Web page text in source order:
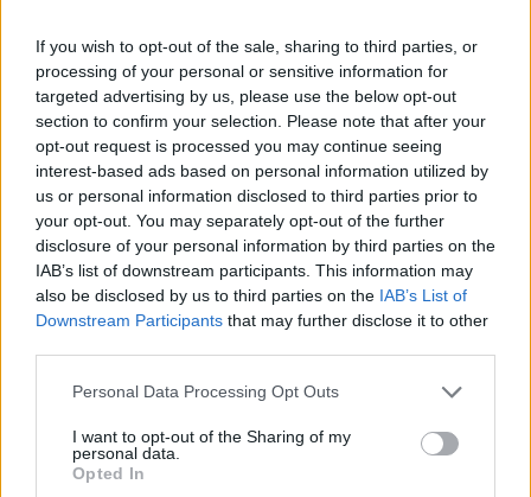
If you wish to opt-out of the sale, sharing to third parties, or
processing of your personal or sensitive information for
targeted advertising by us, please use the below opt-out
section to confirm your selection. Please note that after your
opt-out request is processed you may continue seeing
interest-based ads based on personal information utilized by
us or personal information disclosed to third parties prior to
your opt-out. You may separately opt-out of the further
disclosure of your personal information by third parties on the
IAB’s list of downstream participants. This information may
also be disclosed by us to third parties on the IAB’s List of
Downstream Participants that may further disclose it to other
Personal Data Processing Opt Outs
I want to opt-out of the Sharing of my
personal data.
Opted In